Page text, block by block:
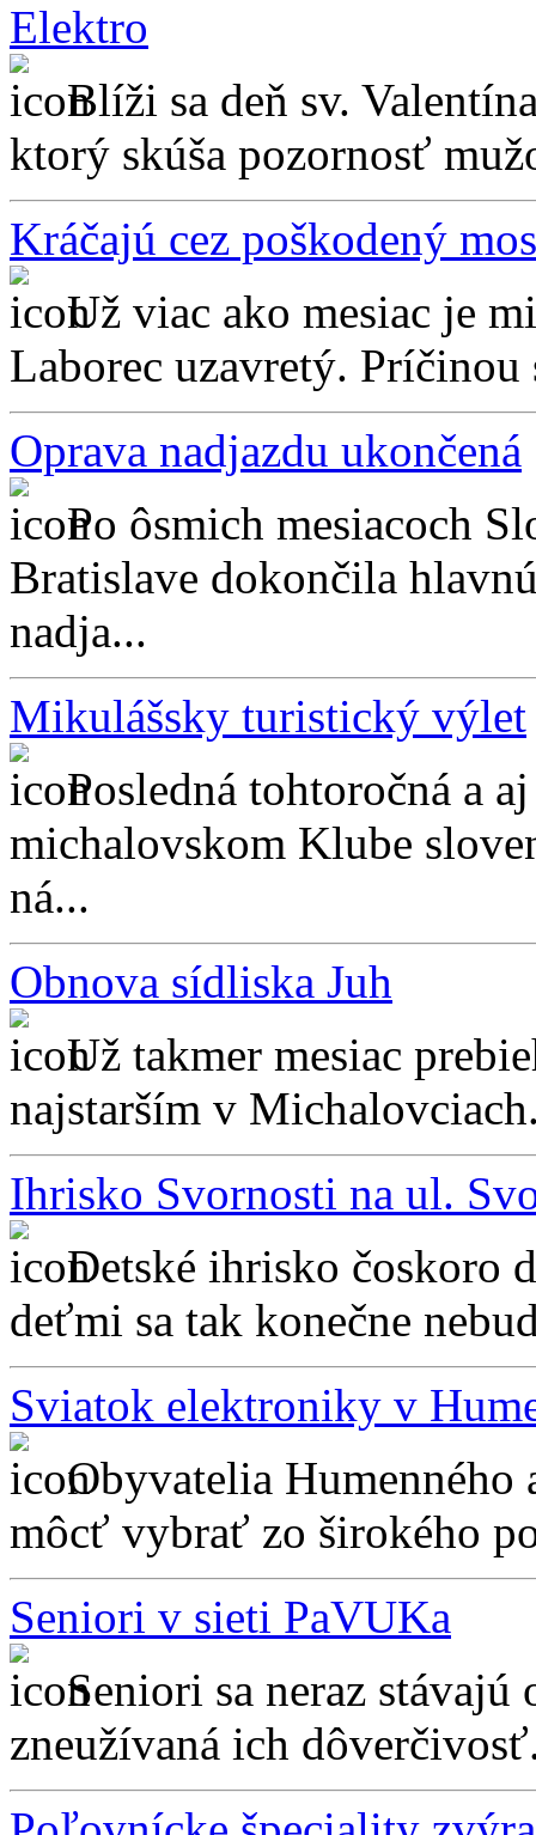
Elektro
Blíži sa deň sv.
ktorý skúša pozornosť
Kráčajú cez poškodený
Už viac ako mesiac je
Laborec uzavretý.
Oprava nadjazdu ukončená
Po ôsmich mesiacoch
Bratislave dokončila
nadja...
Mikulášsky turistický výlet
Posledná tohtoročná a
michalovskom Klube
ná...
Obnova sídliska Juh
Už takmer mesiac
najstarším v
Ihrisko Svornosti na ul.
Detské ihrisko čoskoro
deťmi sa tak konečne
Sviatok elektroniky v
Obyvatelia
môcť vybrať zo širokého
Seniori v sieti PaVUKa
Seniori sa neraz
zneužívaná ich